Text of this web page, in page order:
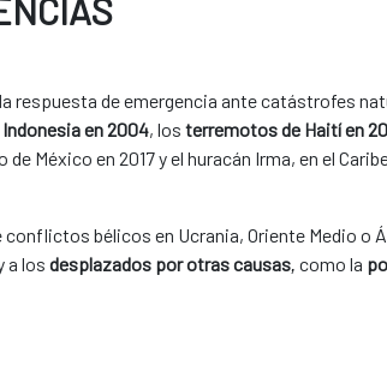
respuesta de emergencia ante catástrofes
en 2004, los terremotos de Haití en
de México en 2017 y el huracán Irma, en el
bélicos en Ucrania, Oriente Medio o
a los desplazados por otras causas, como la